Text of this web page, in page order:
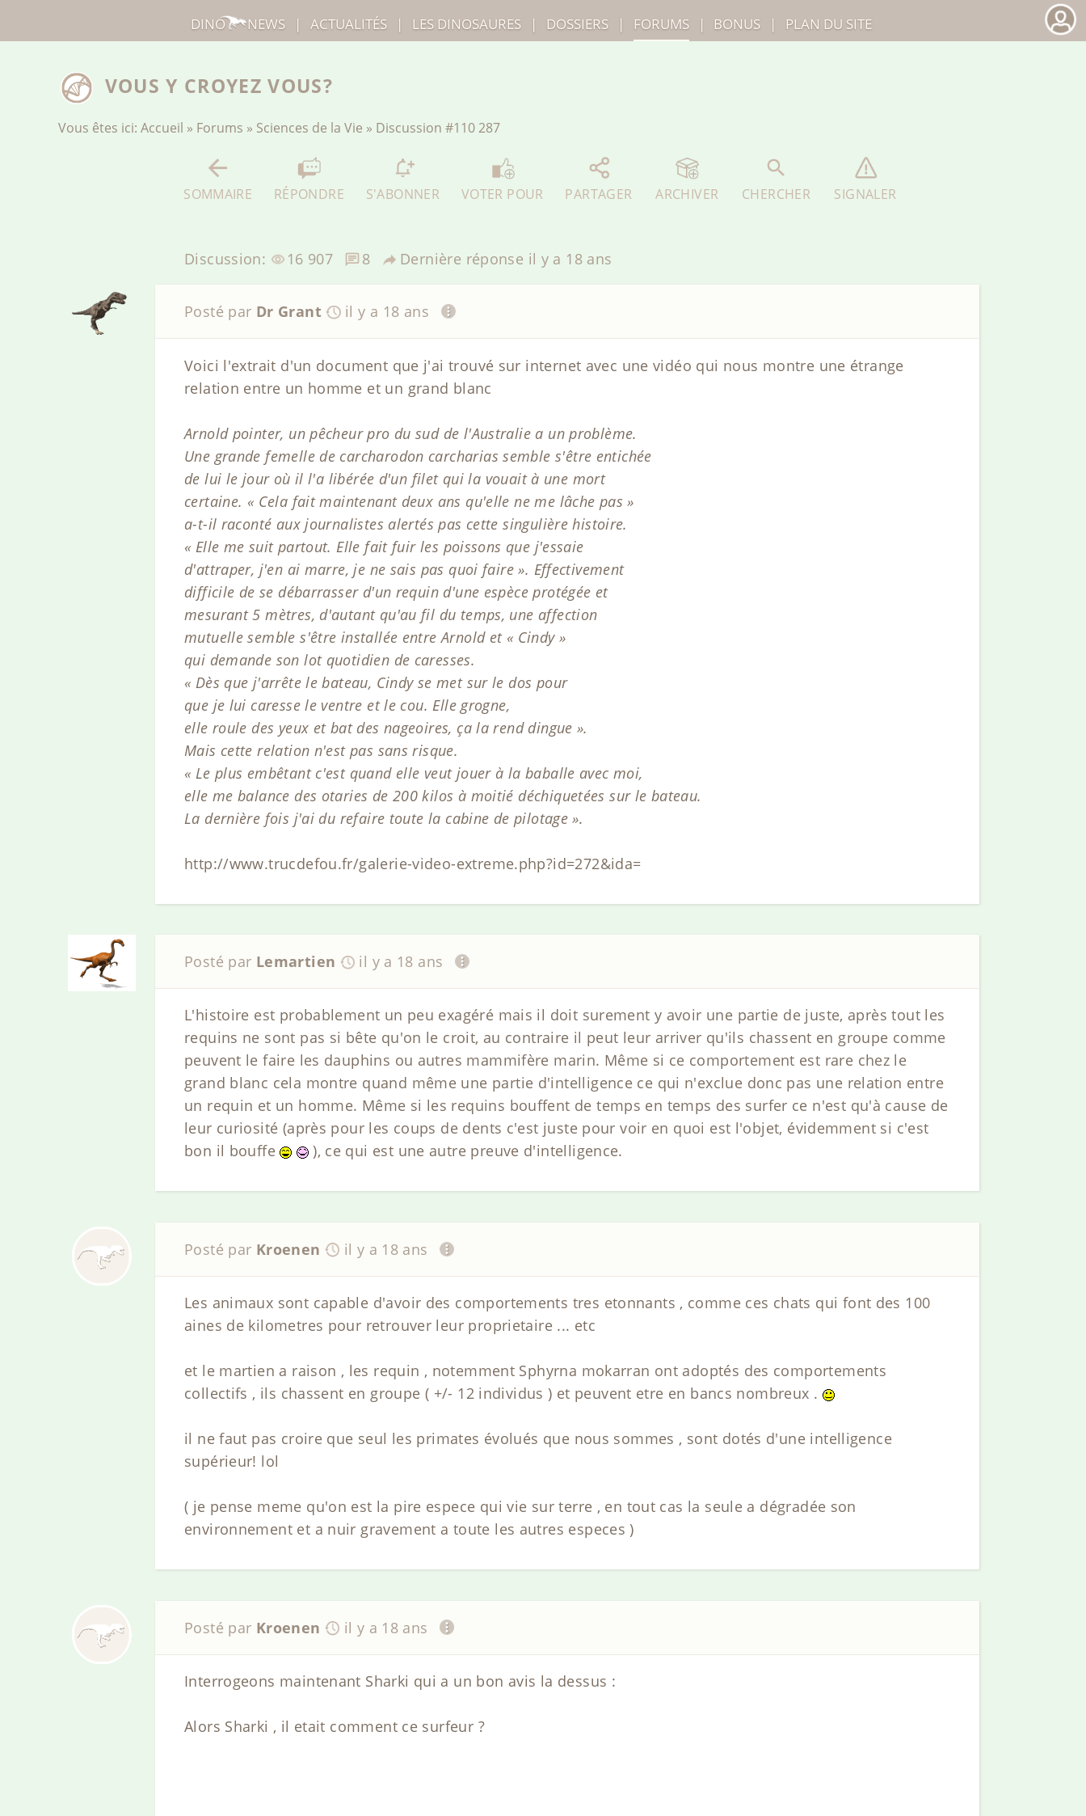
VOUS Y CROYEZ VOUS?
Vous êtes ici: Accueil » Forums » Sciences de la Vie » Discussion #110 287
SOMMAIRE RÉPONDRE S'ABONNER VOTER POUR PARTAGER ARCHIVER CHERCHER SIGNALER
Discussion: 16 907 8 Dernière réponse il y a 18 ans
Posté par Dr Grant il y a 18 ans
Voici l'extrait d'un document que j'ai trouvé sur internet avec une vidéo qui nous montre une étrange
relation entre un homme et un grand blanc
Arnold pointer, un pêcheur pro du sud de l'Australie a un problème.
Une grande femelle de carcharodon carcharias semble s'être entichée
de lui le jour où il l'a libérée d'un filet qui la vouait à une mort
certaine. « Cela fait maintenant deux ans qu'elle ne me lâche pas »
a-t-il raconté aux journalistes alertés pas cette singulière histoire.
« Elle me suit partout. Elle fait fuir les poissons que j'essaie
d'attraper, j'en ai marre, je ne sais pas quoi faire ». Effectivement
difficile de se débarrasser d'un requin d'une espèce protégée et
mesurant 5 mètres, d'autant qu'au fil du temps, une affection
mutuelle semble s'être installée entre Arnold et « Cindy »
qui demande son lot quotidien de caresses.
« Dès que j'arrête le bateau, Cindy se met sur le dos pour
que je lui caresse le ventre et le cou. Elle grogne,
elle roule des yeux et bat des nageoires, ça la rend dingue ».
Mais cette relation n'est pas sans risque.
« Le plus embêtant c'est quand elle veut jouer à la baballe avec moi,
elle me balance des otaries de 200 kilos à moitié déchiquetées sur le bateau.
La dernière fois j'ai du refaire toute la cabine de pilotage ».
http://www.trucdefou.fr/galerie-video-extreme.php?id=272&ida=
Posté par Lemartien il y a 18 ans
L'histoire est probablement un peu exagéré mais il doit surement y avoir une partie de juste, après tout les
requins ne sont pas si bête qu'on le croit, au contraire il peut leur arriver qu'ils chassent en groupe comme
peuvent le faire les dauphins ou autres mammifère marin. Même si ce comportement est rare chez le
grand blanc cela montre quand même une partie d'intelligence ce qui n'exclue donc pas une relation entre
un requin et un homme. Même si les requins bouffent de temps en temps des surfer ce n'est qu'à cause de
leur curiosité (après pour les coups de dents c'est juste pour voir en quoi est l'objet, évidemment si c'est
bon il bouffe
), ce qui est une autre preuve d'intelligence.
Posté par Kroenen il y a 18 ans
Les animaux sont capable d'avoir des comportements tres etonnants , comme ces chats qui font des 100
aines de kilometres pour retrouver leur proprietaire ... etc
et le martien a raison , les requin , notemment Sphyrna mokarran ont adoptés des comportements
collectifs , ils chassent en groupe ( +/- 12 individus ) et peuvent etre en bancs nombreux .
il ne faut pas croire que seul les primates évolués que nous sommes , sont dotés d'une intelligence
supérieur! lol
( je pense meme qu'on est la pire espece qui vie sur terre , en tout cas la seule a dégradée son
environnement et a nuir gravement a toute les autres especes )
Posté par Kroenen il y a 18 ans
Interrogeons maintenant Sharki qui a un bon avis la dessus :
Alors Sharki , il etait comment ce surfeur ?
DINO NEWS | ACTUALITÉS | LES DINOSAURES | DOSSIERS | FORUMS | BONUS | PLAN DU SITE